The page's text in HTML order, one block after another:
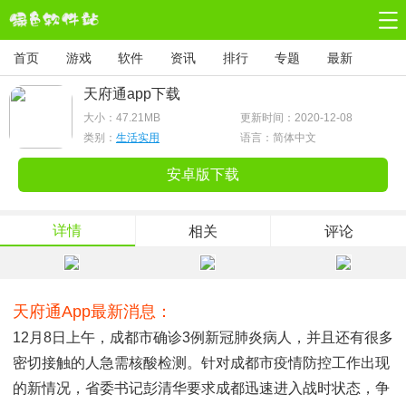
首页 游戏 软件 资讯 排行 专题 最新
天府通app下载
大小： 47.21MB
更新时间：2020-12-08
类别： 生活实用 语言：简体中文
安卓版下载
详情 相关 评论
天府通app最新消息：
12月8日上午，成都市确诊3例新冠肺炎病人，并且还有很多
密切接触的人急需核酸检测。针对成都市疫情防控工作出现
的新情况，省委书记彭清华要求成都迅速进入战时状态，争